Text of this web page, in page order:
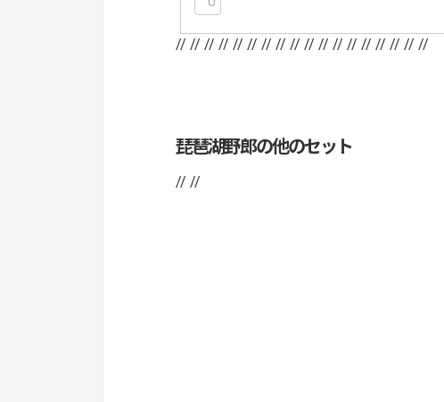
// // // // // // // // // // // // // // // // // //
琵琶湖野郎の他のセット
// //